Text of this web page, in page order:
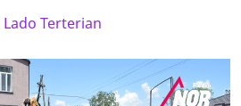
Lado Terterian